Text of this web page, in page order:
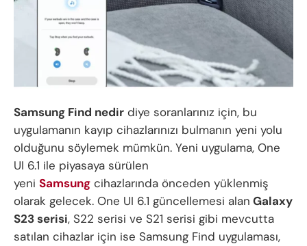
Samsung Find nedir diye soranlarınız için, bu
uygulamanın kayıp cihazlarınızı bulmanın yeni yolu
olduğunu söylemek mümkün. Yeni uygulama, One
UI 6.1 ile piyasaya sürülen
yeni Samsung cihazlarında önceden yüklenmiş
olarak gelecek. One UI 6.1 güncellemesi alan Galaxy
S23 serisi, S22 serisi ve S21 serisi gibi mevcutta
satılan cihazlar için ise Samsung Find uygulaması,